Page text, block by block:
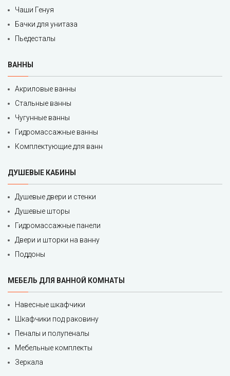
Чаши Генуя
Бачки для унитаза
Пьедесталы
ВАННЫ
Акриловые ванны
Стальные ванны
Чугунные ванны
Гидромассажные ванны
Комплектующие для ванн
ДУШЕВЫЕ КАБИНЫ
Душевые двери и стенки
Душевые шторы
Гидромассажные панели
Двери и шторки на ванну
Поддоны
МЕБЕЛЬ ДЛЯ ВАННОЙ КОМНАТЫ
Навесные шкафчики
Шкафчики под раковину
Пеналы и полупеналы
Мебельные комплекты
Зеркала